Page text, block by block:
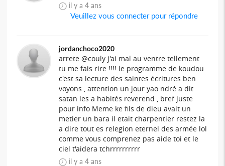
il y a 4 ans
Veuillez vous connecter pour répondre
jordanchoco2020
arrete @couly j'ai mal au ventre tellement
tu me fais rire !!!! le programme de koudou
c'est sa lecture des saintes écritures ben
voyons , attention un jour yao ndré a dit
satan les a habités reverend , bref juste
pour info Meme ke fils de dieu avait un
metier un bara il etait charpentier restez la
a dire tout es relegion eternel des armée lol
comme vous comprenez pas aide toi et le
ciel t'aidera tchrrrrrrrrrr
il y a 4 ans